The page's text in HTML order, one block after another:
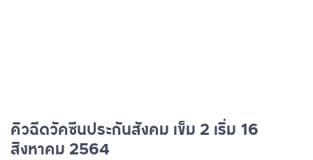
คิวฉีดวัคซีนประกันสังคม เข็ม 2 เริ่ม 16
สิงหาคม 2564